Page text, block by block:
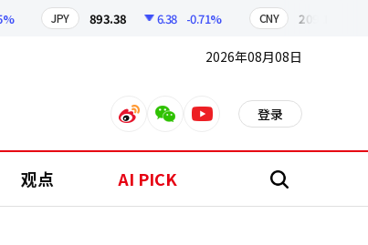
JPY 893.38 6.38 -0.71% CNY 209.17
2026年08月08日
weiboweixinyoutube 登录
观点 AI PICK 搜